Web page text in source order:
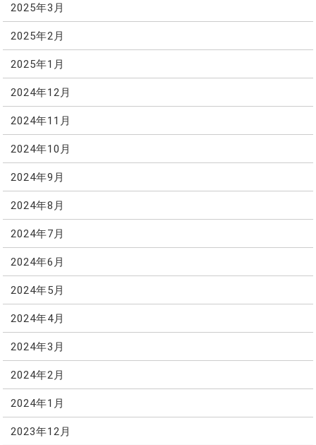
2025年3月
2025年2月
2025年1月
2024年12月
2024年11月
2024年10月
2024年9月
2024年8月
2024年7月
2024年6月
2024年5月
2024年4月
2024年3月
2024年2月
2024年1月
2023年12月